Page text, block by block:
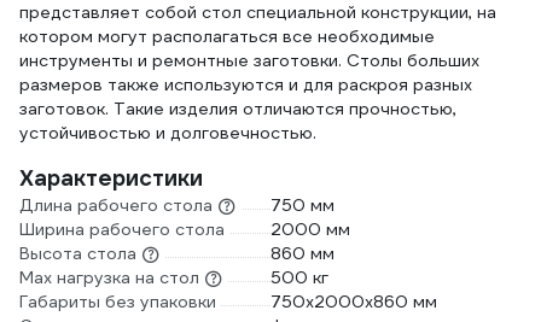
представляет собой стол специальной конструкции, на
котором могут располагаться все необходимые
инструменты и ремонтные заготовки. Столы больших
размеров также используются и для раскроя разных
заготовок. Такие изделия отличаются прочностью,
устойчивостью и долговечностью.
Характеристики
Длина рабочего стола
750 мм
Ширина рабочего стола
2000 мм
Высота стола
860 мм
Max нагрузка на стол
500 кг
Габариты без упаковки
750х2000х860 мм